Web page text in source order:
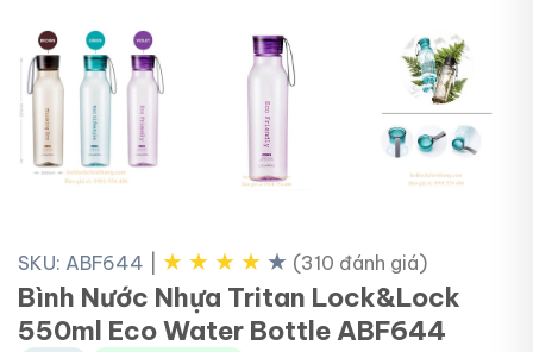
SKU: ABF644 ★ ★ ★ ★ ★ (310 đánh giá)
Bình Nước Nhựa Tritan Lock&Lock
550ml Eco Water Bottle ABF644